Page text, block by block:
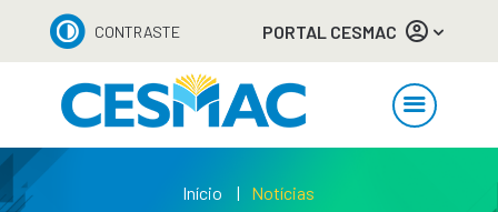
CONTRASTE PORTAL CESMAC
Início Notícias